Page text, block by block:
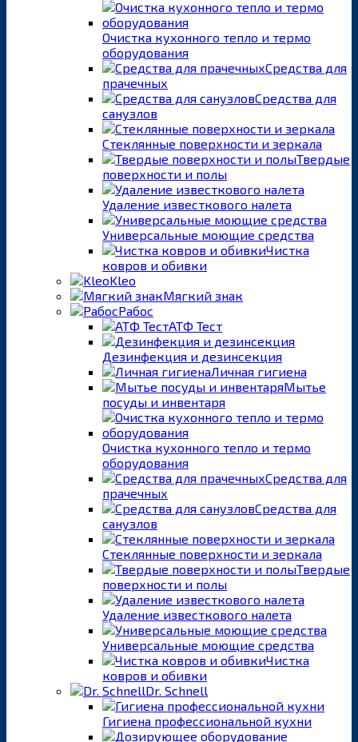
Очистка кухонного тепло и термо
оборудования
Средства для
прачечных
Средства для
санузлов
Стеклянные поверхности и зеркала
Твердые
поверхности и полы
Удаление известкового налета
Универсальные моющие средства
Чистка
ковров и обивки
Kleo
Мягкий знак
Рабос
АТФ Тест
Дезинфекция и дезинсекция
Личная гигиена
Мытье
посуды и инвентаря
Очистка кухонного тепло и термо
оборудования
Средства для
прачечных
Средства для
санузлов
Стеклянные поверхности и зеркала
Твердые
поверхности и полы
Удаление известкового налета
Универсальные моющие средства
Чистка
ковров и обивки
Dr. Schnell
Гигиена профессиональной кухни